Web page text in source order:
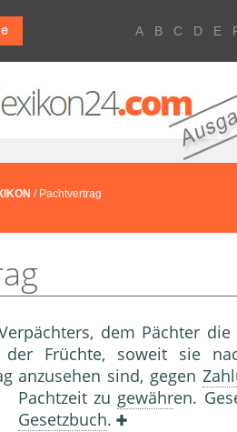
A B C D E
/ Pachtvertrag
dem Pächter
Früchte, soweit sie
anzusehen sind, gegen
Pachtzeit zu gewähren.
Gesetzbuch.